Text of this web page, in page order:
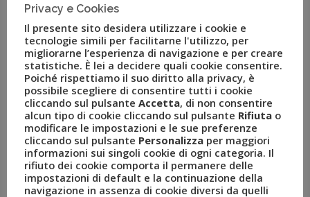
dettagli, il servizio di altissima qualità e il focus sul cliente.
E’ sicuramente un modo stimolante per iniziare il nuovo
anno”.
Felice Soru,proprietario e fondatore di Sardatur Holidays
aggiunge: “Sono lieto che sia Uvet ad aver acquisito
Sardatur Holidays e sono certo che, come parte di un
gruppo così strutturato, Sardatur Holidays, suoi
dipendenti e i clienti continueranno a crescere e
sviluppando e incrementando il proprio business. Dopo
oltre 45 anni di attività, sono orgoglioso di consegnare
Sardatur a una delle più innovative imprese di viaggio
Privacy e Cookies
Il presente sito desidera utilizzare i cookie e
tecnologie simili per facilitarne l'utilizzo, per
migliorarne l’esperienza di navigazione e per creare
statistiche. È lei a decidere quali cookie consentire.
Poiché rispettiamo il suo diritto alla privacy, è
possibile scegliere di consentire tutti i cookie
cliccando sul pulsante Accetta, di non consentire
alcun tipo di cookie cliccando sul pulsante Rifiuta o
modificare le impostazioni e le sue preferenze
cliccando sul pulsante Personalizza per maggiori
informazioni sui singoli cookie di ogni categoria. Il
rifiuto dei cookie comporta il permanere delle
impostazioni di default e la continuazione della
navigazione in assenza di cookie diversi da quelli